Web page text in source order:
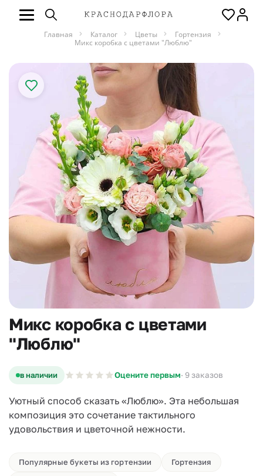
Главная Каталог Цветы
Гортензия
Микс коробка с цветами "Люблю"
Микс коробка с цветами
"Люблю"
в наличии Оцените первым· 9 заказов
Уютный способ сказать «Люблю». Эта небольшая
композиция это сочетание тактильного
удовольствия и цветочной нежности.
Популярные букеты из гортензии Гортензия